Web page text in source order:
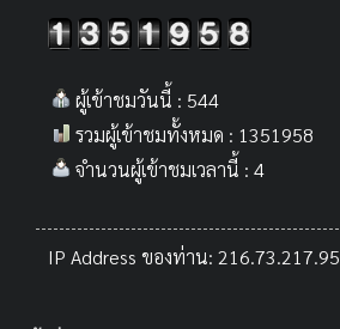
ผู้เข้าชมวันนี้ : 544
รวมผู้เข้าชมทั้งหมด : 1351958
จำนวนผู้เข้าชมเวลานี้ : 4
IP Address ของท่าน: 216.73.217.95